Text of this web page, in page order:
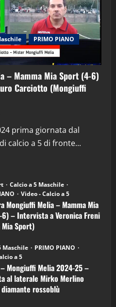
PRIMO PIANO
– Mamma Mia Sport (4-6)
Carciotto (Mongiuffi
prima giornata dal
calcio a 5 di fronte...
Calcio a 5 Maschile
Video - Calcio a 5
Mongiuffi Melia – Mamma Mia
– Intervista a Veronica Freni
Mia Sport)
Maschile
PRIMO PIANO
a 5
Mongiuffi Melia 2024-25 –
al laterale Mirko Merlino
rossoblù
in Podcast: 29^ Puntata
Aprile 2026)
in Podcast
in Podcast: 28^ Puntata
Aprile 2026)
in Podcast: 27^ Puntata
Aprile 2026)